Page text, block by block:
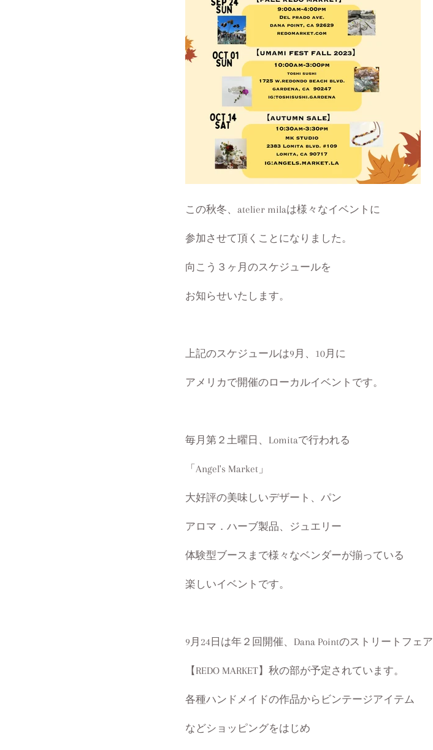
この秋冬、atelier milaは様々なイベントに
参加させて頂くことになりました。
向こう３ヶ月のスケジュールを
お知らせいたします。
上記のスケジュールは9月、10月に
アメリカで開催のローカルイベントです。
毎月第２土曜日、Lomitaで行われる
「Angel's Market」
大好評の美味しいデザート、パン
アロマ．ハーブ製品、ジュエリー
体験型ブースまで様々なベンダーが揃っている
楽しいイベントです。
9月24日は年２回開催、Dana Pointのストリートフェア
【REDO MARKET】秋の部が予定されています。
各種ハンドメイドの作品からビンテージアイテム
などショッピングをはじめ